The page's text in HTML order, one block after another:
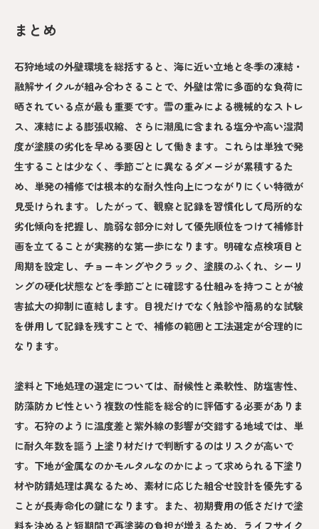
まとめ
石狩地域の外壁環境を総括すると、海に近い立地と冬季の凍結・
融解サイクルが組み合わさることで、外壁は常に多面的な負荷に
晒されている点が最も重要です。雪の重みによる機械的なストレ
ス、凍結による膨張収縮、さらに潮風に含まれる塩分や高い湿潤
度が塗膜の劣化を早める要因として働きます。これらは単独で発
生することは少なく、季節ごとに異なるダメージが累積するた
め、単発の補修では根本的な耐久性向上につながりにくい特徴が
見受けられます。したがって、観察と記録を習慣化して局所的な
劣化傾向を把握し、脆弱な部分に対して優先順位をつけて補修計
画を立てることが実務的な第一歩になります。明確な点検項目と
周期を設定し、チョーキングやクラック、塗膜のふくれ、シーリ
ングの硬化状態などを季節ごとに確認する仕組みを持つことが被
害拡大の抑制に直結します。目視だけでなく触診や簡易的な試験
を併用して記録を残すことで、補修の範囲と工法選定が合理的に
なります。
塗料と下地処理の選定については、耐候性と柔軟性、防塩害性、
防藻防カビ性という複数の性能を総合的に評価する必要がありま
す。石狩のように温度差と紫外線の影響が交錯する地域では、単
に耐久年数を謳う上塗り材だけで判断するのはリスクが高いで
す。下地が金属なのかモルタルなのかによって求められる下塗り
材や防錆処理は異なるため、素材に応じた組合せ設計を優先する
ことが長寿命化の鍵になります。また、初期費用の低さだけで塗
料を決めると短期間で再塗装の負担が増えるため、ライフサイク